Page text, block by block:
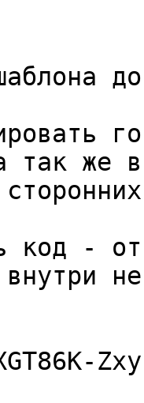
так же
код -